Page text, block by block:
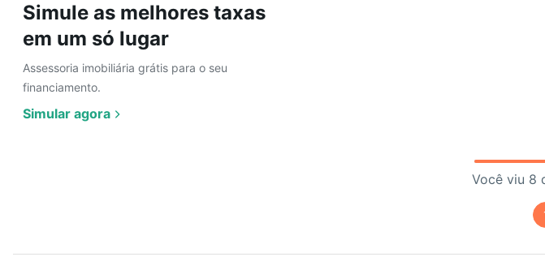
Simule as melhores taxas
em um só lugar
Assessoria imobiliária grátis para o seu
financiamento.
Simular agora
Você viu 8